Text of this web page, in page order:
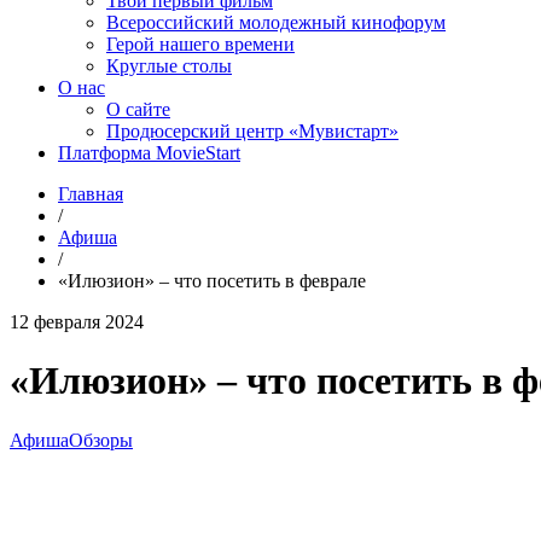
Всероссийский молодежный кинофорум
Герой нашего времени
Круглые столы
О нас
О сайте
Продюсерский центр «Мувистарт»
Платформа MovieStart
Главная
/
Афиша
/
«Илюзион» – что посетить в феврале
12 февраля 2024
«Илюзион» – что посетить в
АфишаОбзоры